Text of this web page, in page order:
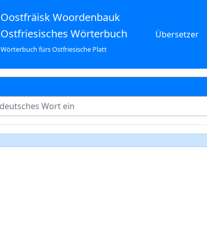
Oostfräisk Woordenbauk
Ostfriesisches Wörterbuch
Wörterbuch fürs Ostfriesische Platt
Übersetzer